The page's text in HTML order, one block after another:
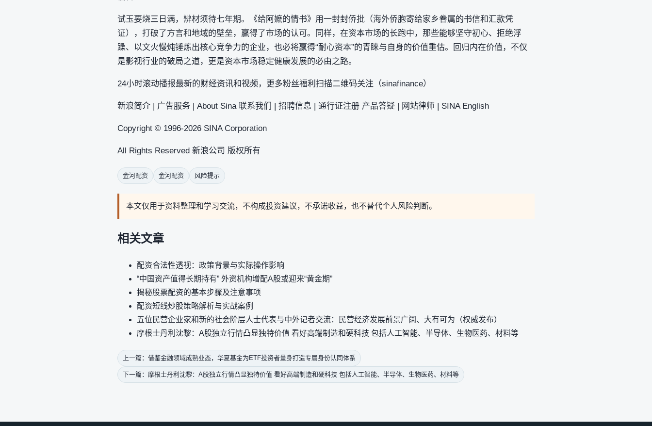
试玉要烧三日满，辨材须待七年期。《给阿嬷的情书》用一封封侨批（海外侨胞寄给家乡眷属的书信和汇款凭
证），打破了方言和地域的壁垒，赢得了市场的认可。同样，在资本市场的长跑中，那些能够坚守初心、拒绝浮
躁、以文火慢炖锤炼出核心竞争力的企业，也必将赢得“耐心资本”的青睐与自身的价值重估。回归内在价值，不仅
是影视行业的破局之道，更是资本市场稳定健康发展的必由之路。
24小时滚动播报最新的财经资讯和视频，更多粉丝福利扫描二维码关注（sinafinance）
新浪简介 | 广告服务 | About Sina 联系我们 | 招聘信息 | 通行证注册 产品答疑 | 网站律师 | SINA English
Copyright © 1996-2026 SINA Corporation
All Rights Reserved 新浪公司 版权所有
金河配资 金河配资 风险提示
本文仅用于资料整理和学习交流，不构成投资建议，不承诺收益，也不替代个人风险判断。
相关文章
配资合法性透视：政策背景与实际操作影响
“中国资产值得长期持有” 外资机构增配A股或迎来“黄金期”
揭秘股票配资的基本步骤及注意事项
配资短线炒股策略解析与实战案例
五位民营企业家和新的社会阶层人士代表与中外记者交流：民营经济发展前景广阔、大有可为（权威发布）
摩根士丹利沈黎：A股独立行情凸显独特价值 看好高端制造和硬科技 包括人工智能、半导体、生物医药、材料等
上一篇：借鉴金融领域成熟业态，华夏基金为ETF投资者量身打造专属身份认同体系
下一篇：摩根士丹利沈黎：A股独立行情凸显独特价值 看好高端制造和硬科技 包括人工智能、半导体、生物医药、材料等